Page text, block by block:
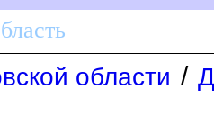
области /